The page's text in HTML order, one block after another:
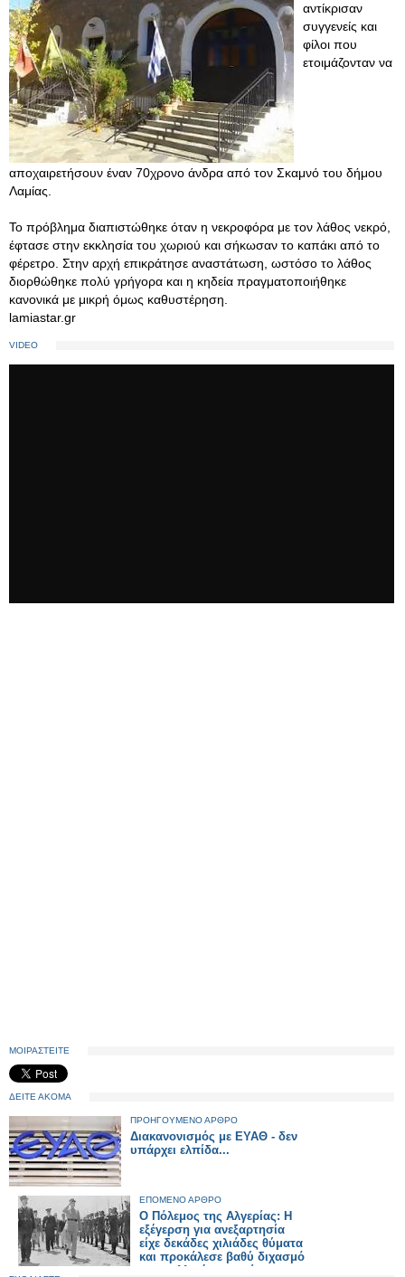
αντίκρισαν
συγγενείς και
φίλοι που
ετοιμάζονταν να
αποχαιρετήσουν έναν 70χρονο άνδρα από τον Σκαμνό του δήμου
Λαμίας.
Το πρόβλημα διαπιστώθηκε όταν η νεκροφόρα με τον λάθος νεκρό,
έφτασε στην εκκλησία του χωριού και σήκωσαν το καπάκι από το
φέρετρο. Στην αρχή επικράτησε αναστάτωση, ωστόσο το λάθος
διορθώθηκε πολύ γρήγορα και η κηδεία πραγματοποιήθηκε
κανονικά με μικρή όμως καθυστέρηση.
lamiastar.gr
VIDEO
ΜΟΙΡΑΣΤΕΙΤΕ
ΔΕΙΤΕ ΑΚΟΜΑ
ΠΡΟΗΓΟΥΜΕΝΟ ΑΡΘΡΟ
Διακανονισμός με ΕΥΑΘ - δεν
υπάρχει ελπίδα...
ΕΠΟΜΕΝΟ ΑΡΘΡΟ
Ο Πόλεμος της Αλγερίας: Η
εξέγερση για ανεξαρτησία
είχε δεκάδες χιλιάδες θύματα
και προκάλεσε βαθύ διχασμό
στη γαλλική κοινωνία